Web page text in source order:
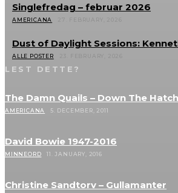
Singlefredag – februar 2026
AMERICANA 27. FEBRUARY, 2026
Dust of Daylight Sessions:
ALLE POSTER
LEST DETTE?
The Damn Quails – Down The Hatch
AMERICANA 5. DECEMBER, 2011
David Bowie 1947-2016
MINNEORD 11. JANUARY, 2016
Christine Sandtorv – Gullamanter